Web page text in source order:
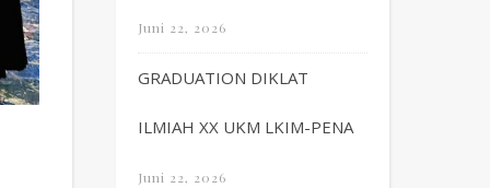
Juni 22, 2026
GRADUATION DIKLAT
ILMIAH XX UKM LKIM-PENA
Juni 22, 2026